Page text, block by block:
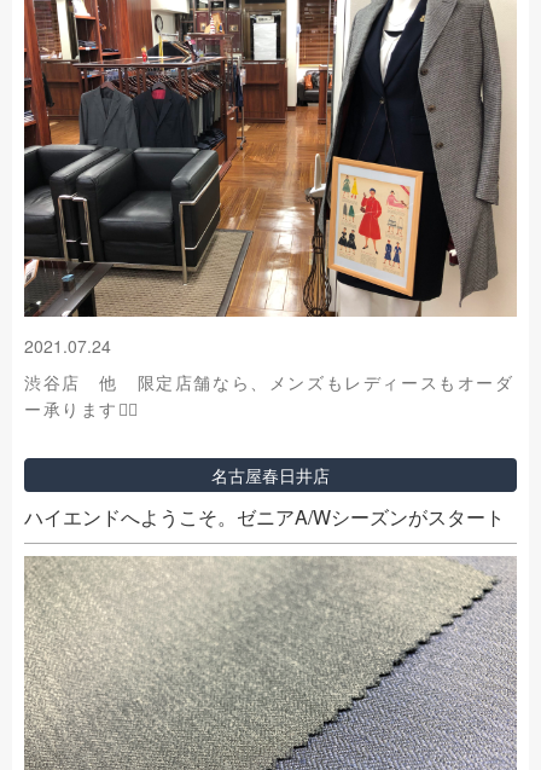
2021.07.24
渋谷店 他 限定店舗なら、メンズもレディースもオーダ
ー承ります🙇‍♂️
名古屋春日井店
ハイエンドへようこそ。ゼニアA/Wシーズンがスタート